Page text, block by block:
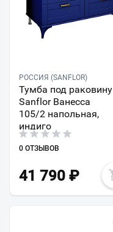
РОССИЯ (SANFLOR)
Тумба под раковину
Sanflor Ванесса
105/2 напольная,
индиго
0 ОТЗЫВОВ
41 790 ₽